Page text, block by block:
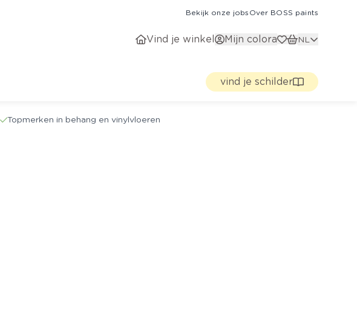
Bekijk onze jobs Over BOSS paints
Vind je winkel Mijn colora NL
vind je schilder
Topmerken in behang en vinylvloeren